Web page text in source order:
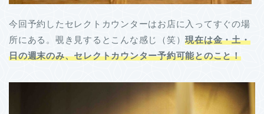
今回予約したセレクトカウンターはお店に入ってすぐの場
所にある。覗き見するとこんな感じ（笑）現在は金・土・
日の週末のみ、セレクトカウンター予約可能とのこと！